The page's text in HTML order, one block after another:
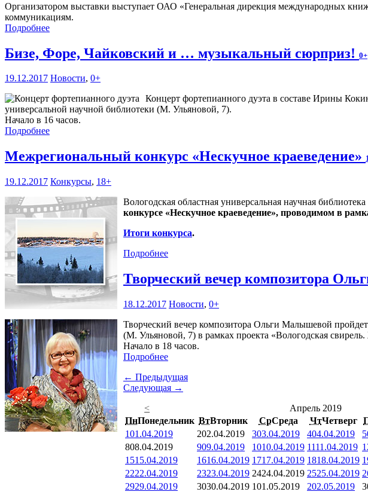
Организатором выставки выступает ОАО «Генеральная дирекция международных
коммуникациям.
Подробнее
Бизе, Форе, Чайковский и … музыкальный сюрприз! 0+
19.12.2017 Новости, 0+
Концерт фортепианного дуэта в составе Ирины
универсальной научной библиотеки (М. Ульяновой, 7).
Начало в 16 часов.
Подробнее
Межрегиональный конкурс «Нескучное краеведение»
19.12.2017 Конкурсы, 18+
Вологодская областная универсальная научная
конкурсе «Нескучное краеведение», проводимом в
Итоги конкурса.
Подробнее
Творческий вечер композитора
18.12.2017 Новости, 0+
Творческий вечер композитора Ольги Малышевой
(М. Ульяновой, 7) в рамках проекта «Вологодская свирель.
Начало в 18 часов.
Подробнее
← Предыдущая
Следующая →
<
Апрель 2019
ПнПонедельник ВтВторник СрСреда ЧтЧетверг
101.04.2019 202.04.2019 303.04.2019 404.04.2019 5
808.04.2019 909.04.2019 1010.04.2019 1111.04.2019
1515.04.2019 1616.04.2019 1717.04.2019 1818.04.2019
2222.04.2019 2323.04.2019 2424.04.2019 2525.04.2019
2929.04.2019 3030.04.2019 101.05.2019 202.05.2019 3